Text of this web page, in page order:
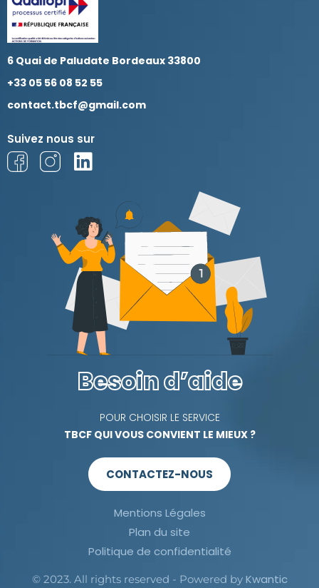
6 Quai de Paludate Bordeaux 33800
+33 05 56 08 52 55
contact.tbcf@gmail.com
Suivez nous sur
Besoin d’aide
POUR CHOISIR LE SERVICE
TBCF QUI VOUS CONVIENT LE MIEUX ?
CONTACTEZ-NOUS
Mentions Légales
Plan du site
Politique de confidentialité
© 2023. All rights reserved - Powered by Kwantic